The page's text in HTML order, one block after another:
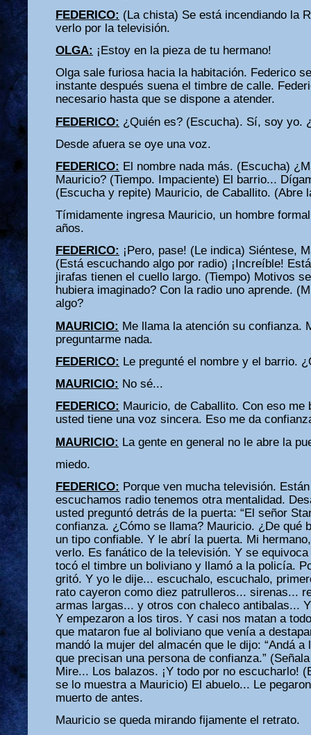
FEDERICO: (La chista) Se está incendiando la
verlo por la televisión.
OLGA: ¡Estoy en la pieza de tu hermano!
Olga sale furiosa hacia la habitación. Federico
instante después suena el timbre de calle.
necesario hasta que se dispone a atender.
FEDERICO: ¿Quién es? (Escucha). Sí, soy yo.
Desde afuera se oye una voz.
FEDERICO: El nombre nada más. (Escucha)
Mauricio? (Tiempo. Impaciente) El barrio...
(Escucha y repite) Mauricio, de Caballito. (Abre
Tímidamente ingresa Mauricio, un hombre
años.
FEDERICO: ¡Pero, pase! (Le indica) Siéntese,
(Está escuchando algo por radio) ¡Increíble!
jirafas tienen el cuello largo. (Tiempo) Motivos
hubiera imaginado? Con la radio uno aprende.
algo?
MAURICIO: Me llama la atención su confianza.
preguntarme nada.
FEDERICO: Le pregunté el nombre y el barrio.
MAURICIO: No sé...
FEDERICO: Mauricio, de Caballito. Con eso me
usted tiene una voz sincera. Eso me da
MAURICIO: La gente en general no le abre la
miedo.
FEDERICO: Porque ven mucha televisión.
escuchamos radio tenemos otra mentalidad.
usted preguntó detrás de la puerta: “El señor
confianza. ¿Cómo se llama? Mauricio. ¿De qué
un tipo confiable. Y le abrí la puerta. Mi
verlo. Es fanático de la televisión. Y se
tocó el timbre un boliviano y llamó a la policía.
gritó. Y yo le dije... escuchalo, escuchalo,
rato cayeron como diez patrulleros... sirenas...
armas largas... y otros con chaleco antibalas...
Y empezaron a los tiros. Y casi nos matan a
que mataron fue al boliviano que venía a
mandó la mujer del almacén que le dijo: “Andá
que precisan una persona de confianza.”
Mire... Los balazos. ¡Y todo por no escucharlo!
se lo muestra a Mauricio) El abuelo... Le
muerto de antes.
Mauricio se queda mirando fijamente el retrato.